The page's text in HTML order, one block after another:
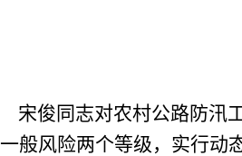
宋俊同志对农村公路防汛
一般风险两个等级，实行动